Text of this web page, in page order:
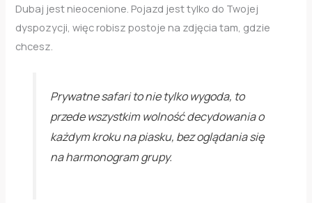
Dubaj jest nieocenione. Pojazd jest tylko do Twojej
dyspozycji, więc robisz postoje na zdjęcia tam, gdzie
chcesz.
Prywatne safari to nie tylko wygoda, to
przede wszystkim wolność decydowania o
każdym kroku na piasku, bez oglądania się
na harmonogram grupy.